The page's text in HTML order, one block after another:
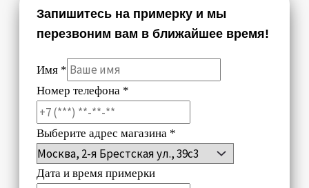
Запишитесь на примерку и мы
перезвоним вам в ближайшее время!
Имя *
Номер телефона *
Выберите адрес магазина *
Дата и время примерки